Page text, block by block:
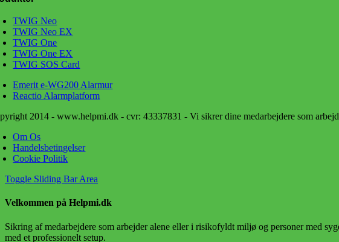
TWIG Neo
TWIG Neo EX
TWIG One
TWIG One EX
TWIG SOS Card
Emerit e-WG200 Alarmur
Reactio Alarmplatform
2014 - www.helpmi.dk - cvr: 43337831 - Vi sikrer dine medarbejdere som
Om Os
Handelsbetingelser
Cookie Politik
Toggle Sliding Bar Area
Velkommen på Helpmi.dk
Sikring af medarbejdere som arbejder alene eller i risikofyldt miljø og personer med
med et professionelt setup.